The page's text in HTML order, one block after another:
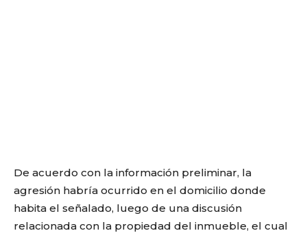
De acuerdo con la información preliminar, la
agresión habría ocurrido en el domicilio donde
habita el señalado, luego de una discusión
relacionada con la propiedad del inmueble, el cual